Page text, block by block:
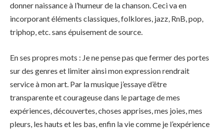
donner naissance à l’humeur de la chanson. Ceci va en
incorporant éléments classiques, folklores, jazz, RnB, pop,
triphop, etc. sans épuisement de source.
En ses propres mots : Je ne pense pas que fermer des portes
sur des genres et limiter ainsi mon expression rendrait
service à mon art. Par la musique j’essaye d’être
transparente et courageuse dans le partage de mes
expériences, découvertes, choses apprises, mes joies, mes
pleurs, les hauts et les bas, enfin la vie comme je l’expérience